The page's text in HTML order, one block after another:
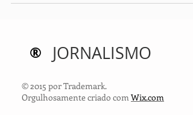
JORNALISMO